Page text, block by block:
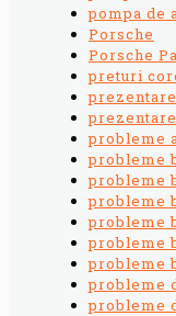
pompa de
Porsche
Porsche
preturi
probleme
probleme
probleme
probleme
probleme
probleme
probleme
probleme
probleme